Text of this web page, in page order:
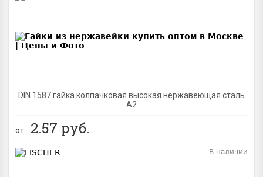
DIN 1587 гайка колпачковая высокая нержавеющая сталь
А2
от 2.57 руб.
В наличии